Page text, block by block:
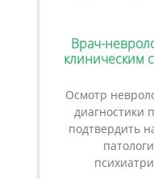
Врач-
клиническим
Осмотр
диагностики
подтвердить